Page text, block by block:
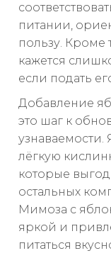
питании,
пользу. Кроме
кажется
если подать
Добавление
это шаг к
узнаваемости.
лёгкую
которые
остальных
Мимоза с
яркой и
питаться